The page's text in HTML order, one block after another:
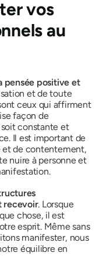
vos
au
pensée positive et
et de toute
ceux qui affirment
façon de
constante et
Il est important de
et de contentement,
nuire à personne et
recevoir. Lorsque
chose, il est
esprit. Même sans
manifester, nous
équilibre en